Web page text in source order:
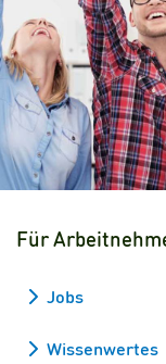
Für
Jobs
Wissenwertes